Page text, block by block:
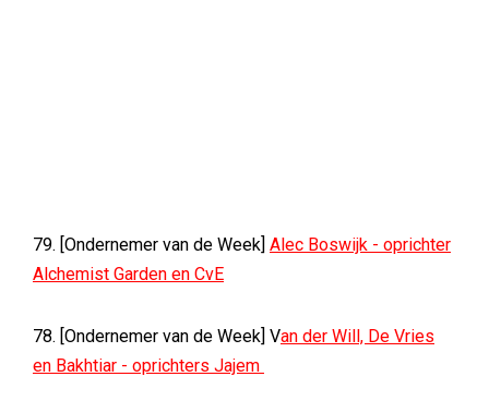
79. [Ondernemer van de Week] Alec Boswijk - oprichter
Alchemist Garden en CvE
78. [Ondernemer van de Week] Van der Will, De Vries
en Bakhtiar - oprichters Jajem